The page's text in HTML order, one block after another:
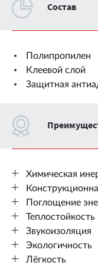
Cостав
Полипропилен
Клеевой слой
Защитная
Химическая
Поглощение
Теплостойкость
Звукоизоляция
Экологичность
Лёгкость